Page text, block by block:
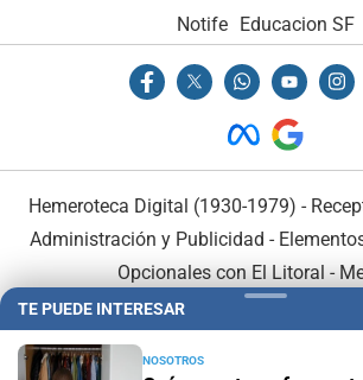
Notife Educacion SF
Hemeroteca Digital (1930-1979) -
Administración y Publicidad -
Opcionales con El Litoral -
TE PUEDE INTERESAR
NOSOTROS